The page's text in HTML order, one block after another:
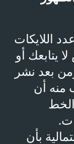
اللايكات
يتابعك أو
بعد نشر
منه أن
بأن